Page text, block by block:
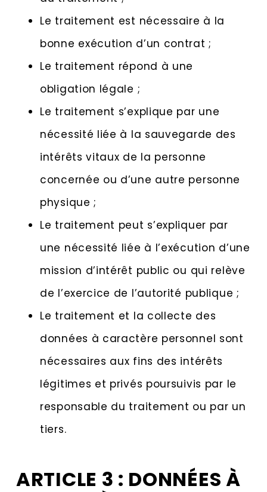
Le traitement est nécessaire à la
bonne exécution d’un contrat ;
Le traitement répond à une
obligation légale ;
Le traitement s’explique par une
nécessité liée à la sauvegarde des
intérêts vitaux de la personne
concernée ou d’une autre personne
physique ;
Le traitement peut s’expliquer par
une nécessité liée à l’exécution d’une
mission d’intérêt public ou qui relève
de l’exercice de l’autorité publique ;
Le traitement et la collecte des
données à caractère personnel sont
nécessaires aux fins des intérêts
légitimes et privés poursuivis par le
responsable du traitement ou par un
tiers.
ARTICLE 3 : DONNÉES À